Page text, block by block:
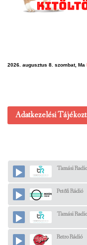
2026. augusztus 8. szombat, Ma
Adatkezelési
Tamási Radio
Petőfi Rádió
Tamási Radio
Retro Rádió